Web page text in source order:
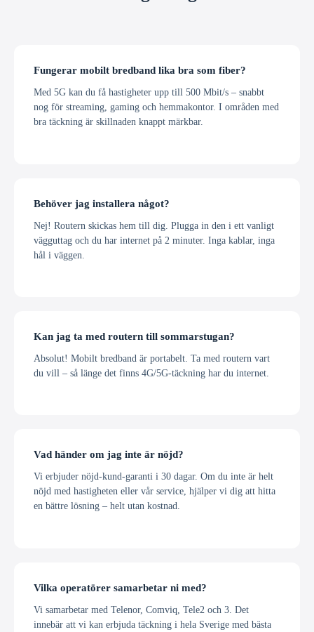
Fungerar mobilt bredband lika bra som fiber?
Med 5G kan du få hastigheter upp till 500 Mbit/s – snabbt
nog för streaming, gaming och hemmakontor. I områden med
bra täckning är skillnaden knappt märkbar.
Behöver jag installera något?
Nej! Routern skickas hem till dig. Plugga in den i ett vanligt
vägguttag och du har internet på 2 minuter. Inga kablar, inga
hål i väggen.
Kan jag ta med routern till sommarstugan?
Absolut! Mobilt bredband är portabelt. Ta med routern vart
du vill – så länge det finns 4G/5G-täckning har du internet.
Vad händer om jag inte är nöjd?
Vi erbjuder nöjd-kund-garanti i 30 dagar. Om du inte är helt
nöjd med hastigheten eller vår service, hjälper vi dig att hitta
en bättre lösning – helt utan kostnad.
Vilka operatörer samarbetar ni med?
Vi samarbetar med Telenor, Comviq, Tele2 och 3. Det
innebär att vi kan erbjuda täckning i hela Sverige med bästa